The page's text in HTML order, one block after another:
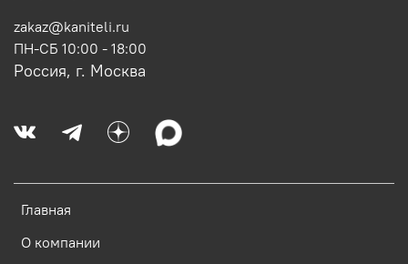
Главная
О компании
zakaz@kaniteli.ru
ПН-СБ 10:00 - 18:00
Россия, г. Москва